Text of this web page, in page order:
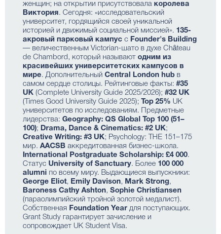
женщин; на открытии присутствовала королева
Виктория. Сегодня: «исследовательский
университет, гордящийся своей уникальной
историей и движимый социальной миссией». 135-
акровый парковый кампус с Founder's Building
— величественным Victorian-шато в духе Château
de Chambord, который называют одним из
красивейших университетских кампусов в
мире. Дополнительный Central London hub в
самом сердце столицы. Рейтинговые факты: #35
UK (Complete University Guide 2025/2026); #32 UK
(Times Good University Guide 2025);
Top 25% UK
университетов по исследованиям. Предметные
лидерства: Geography: QS Global Top 100 (51–
100); Drama, Dance & Cinematics: #2 UK;
Creative Writing: #3 UK; Psychology: THE 151–175
мир. AACSB аккредитованная бизнес-школа.
International Postgraduate Scholarship: £4 000.
Статус University of Sanctuary. Более 100 000
alumni по всему миру. Выдающиеся выпускники:
George Eliot, Emily Davison, Mark Strong,
Baroness Cathy Ashton, Sophie Christiansen
(параолимпийский тройной золотой медалист).
Собственная Foundation Year для поступающих.
Grant Study гарантирует зачисление и
сопровождает UK Student Visa.